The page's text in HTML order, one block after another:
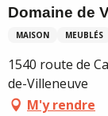
Domaine de
MAISON MEUBLÉS
1540 route de
de-Villeneuve
M'y rendre